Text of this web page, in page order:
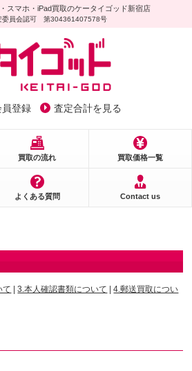
スマホ・iPad買取のケータイゴッド新宿店
委員会認可 第304361407578号
員登録 査定合計を見る
買取の流れ 買取価格一覧
よくある質問 Contact us
て |3.本人確認書類について |4.郵送買取につい